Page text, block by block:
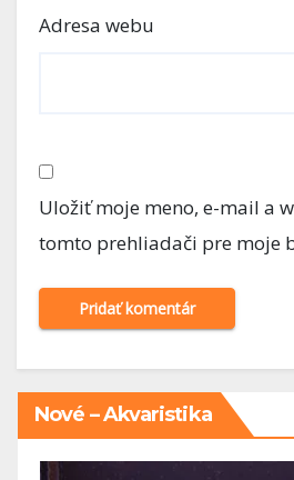
Adresa webu
Uložiť moje meno, e-mail a
tomto prehliadači pre moje
Nové – Akvaristika